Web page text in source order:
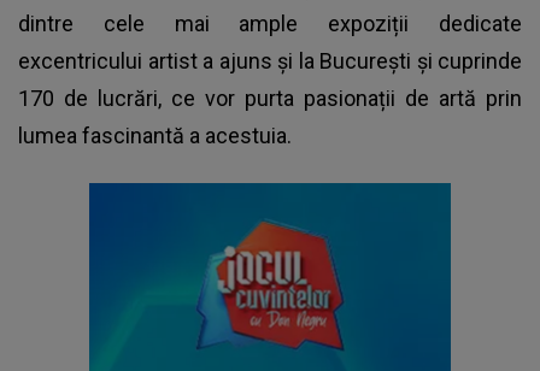
dintre cele mai ample expoziții dedicate
excentricului artist a ajuns și la București și cuprinde
170 de lucrări, ce vor purta pasionații de artă prin
lumea fascinantă a acestuia.